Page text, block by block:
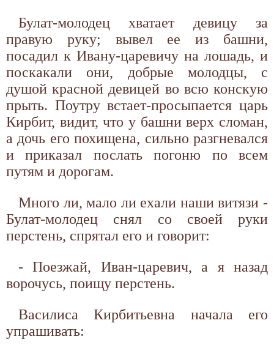
Булат-молодец хватает девицу за
правую руку; вывел ее из башни,
посадил к Ивану-царевичу на лошадь, и
поскакали они, добрые молодцы, с
душой красной девицей во всю конскую
прыть. Поутру встает-просыпается царь
Кирбит, видит, что у башни верх сломан,
а дочь его похищена, сильно разгневался
и приказал послать погоню по всем
путям и дорогам.
Много ли, мало ли ехали наши витязи -
Булат-молодец снял со своей руки
перстень, спрятал его и говорит:
- Поезжай, Иван-царевич, а я назад
ворочусь, поищу перстень.
Василиса Кирбитьевна начала его
упрашивать: